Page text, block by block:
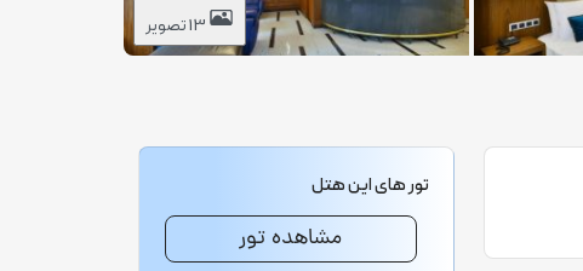
13 تصویر
تور های این هتل
مشاهده تور